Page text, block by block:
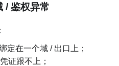
/ 鉴权异常
定在一个域 / 出口上；
证跟不上；